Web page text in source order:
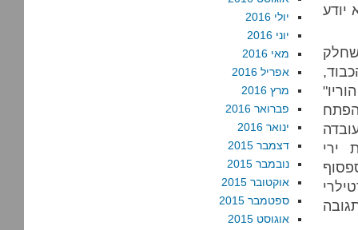
יודע
ירי
יולי 2016
יוני 2016
מאי 2016
אפריל 2016
מרץ 2016
פברואר 2016
ינואר 2016
דצמבר 2015
נובמבר 2015
אוקטובר 2015
ספטמבר 2015
אוגוסט 2015